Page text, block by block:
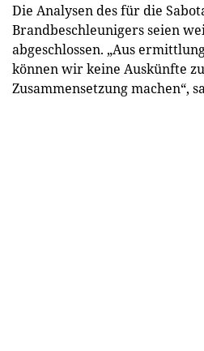
Die Analysen des für die
Brandbeschleunigers seien
abgeschlossen. „Aus
können wir keine Auskünfte
Zusammensetzung machen“,